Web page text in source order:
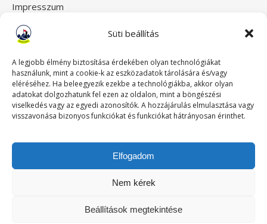
Süti beállítás
A legjobb élmény biztosítása érdekében olyan technológiákat
használunk, mint a cookie-k az eszközadatok tárolására és/vagy
eléréséhez. Ha beleegyezik ezekbe a technológiákba, akkor olyan
adatokat dolgozhatunk fel ezen az oldalon, mint a böngészési
viselkedés vagy az egyedi azonosítók. A hozzájárulás elmulasztása vagy
visszavonása bizonyos funkciókat és funkciókat hátrányosan érinthet.
Elfogadom
Nem kérek
Beállítások megtekintése
Impresszum
Itt érsz el bennünket!
Mászásterápia csapata
Szeretettel üdvözlünk a Mászásterápia oldalán! Gyere,
nézz körül!
TABUDÖNTÖGETŐ MászásTerápia
Történeteink